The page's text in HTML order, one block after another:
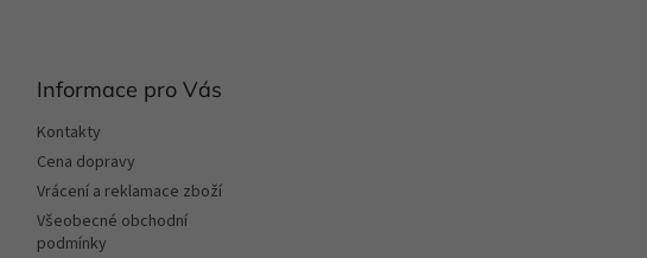
Informace pro Vás
Kontakty
Cena dopravy
Vrácení a reklamace zboží
Všeobecné obchodní
podmínky